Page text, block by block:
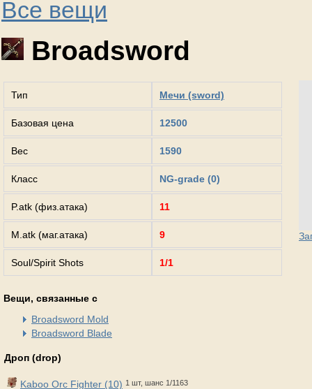
Все вещи
Broadsword
Тип Мечи (sword)
Базовая цена 12500
Вес 1590
Класс NG-grade (0)
P.atk (физ.атака) 11
M.atk (маг.атака) 9
Soul/Spirit Shots 1/1
Вещи, связанные с
Broadsword Mold
Broadsword Blade
Дроп (drop)
Kaboo Orc Fighter (10) 1 шт, шанс 1/1163